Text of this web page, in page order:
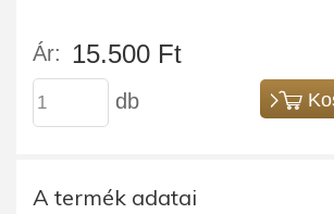
Ár: 15.500 Ft
db
A termék adatai